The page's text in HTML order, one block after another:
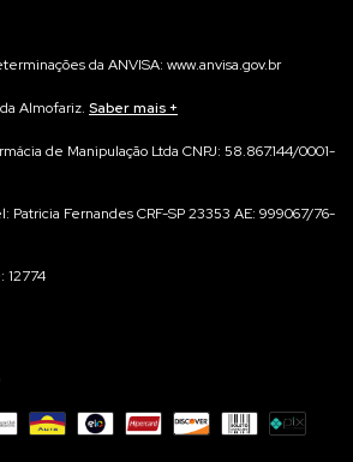
da ANVISA: www.anvisa.gov.br
Almofariz. Saber mais
manipulado para você, de forma individualizada,
prontos em estoque — cada fórmula é
do seu pedido.
de Manipulação Ltda CNPJ: 58.867.144/0001-
Patricia Fernandes CRF-SP 23353 AE: 999067/76-
12774